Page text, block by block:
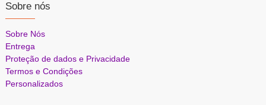
Sobre nós
Sobre Nós
Entrega
Proteção de dados e Privacidade
Termos e Condições
Personalizados